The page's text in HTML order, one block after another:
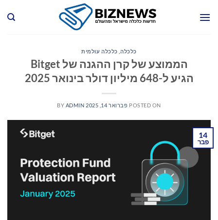
כלכלה, כלכלה עולמית
הממוצע של קרן ההגנה של Bitget
הגיע ל-648 מיליון דולר בינואר 2025
POSTED ON פברואר 14, 2025 BY ADMIN
14
פבר